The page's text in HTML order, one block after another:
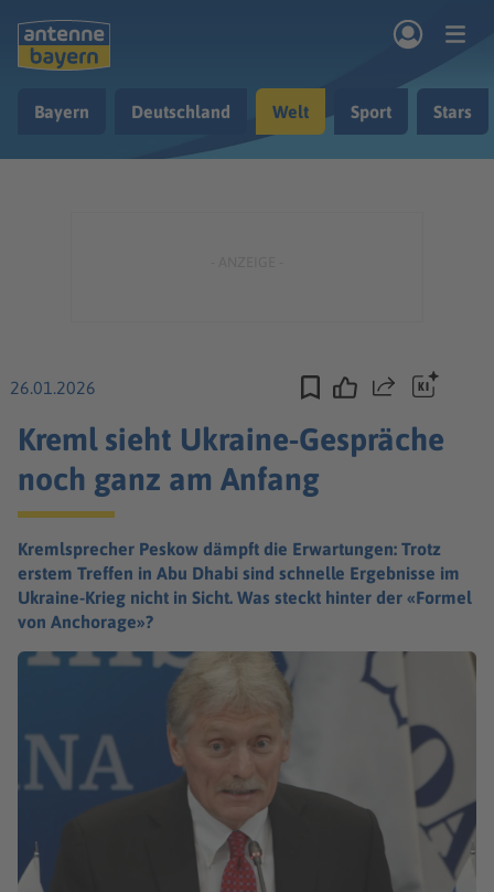
Nachrichten
Bayern Deutschland Welt Sport Stars
26.01.2026 Teilen
Kreml sieht Ukraine-Gespräche
noch ganz am Anfang
Kremlsprecher Peskow dämpft die Erwartungen: Trotz
erstem Treffen in Abu Dhabi sind schnelle Ergebnisse im
Ukraine-Krieg nicht in Sicht. Was steckt hinter der «Formel
von Anchorage»?